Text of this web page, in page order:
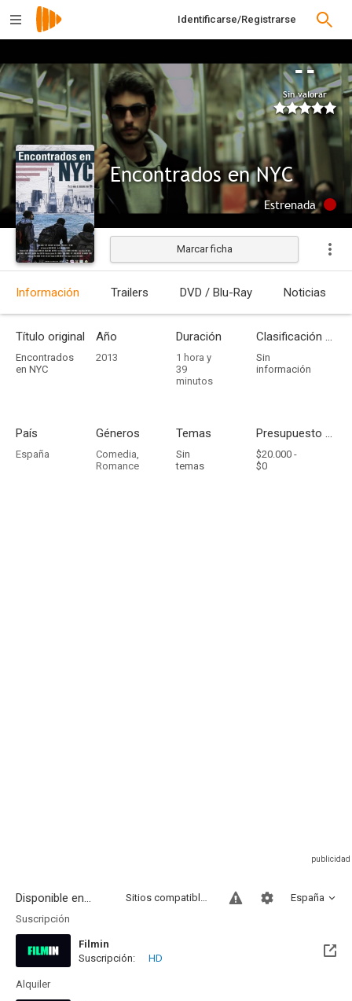
Identificarse/Registrarse
--
Sin valorar
Encontrados en NYC
Estrenada
Marcar ficha
Información Trailers DVD / Blu-Ray Noticias
Título original
Encontrados
en NYC
Año
2013
Duración
1 hora y
39
minutos
Clasificación por edades
Sin
información
País
España
Géneros
Comedia,
Romance
Temas
Sin
temas
Presupuesto - Ingresos
$20.000 -
$0
Disponible en... España
Sitios compatibles
Suscripción
Filmin
Disponible hasta el Vie, 27 Nov 2026 (Quedan 3 meses)
Suscripción: HD
Alquiler